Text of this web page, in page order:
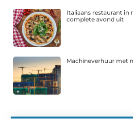
Italiaans restaurant in
complete avond uit
Machineverhuur met